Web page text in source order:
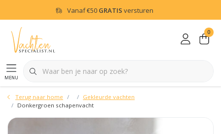
Vanaf€50 GRATIS versturen
menu
0
Terug naar home
Gekleurde vachten
Donkergroen schapenvacht